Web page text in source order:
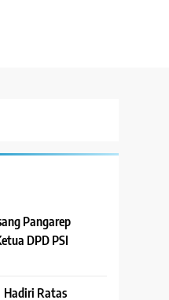
Pangarep
DPD PSI
Hadiri Ratas